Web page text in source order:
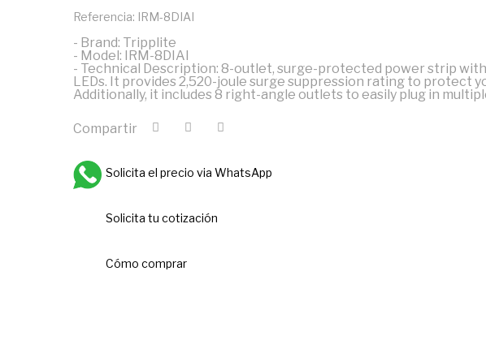
Referencia: IRM-8DIAI
- Brand: Tripplite
- Model: IRM-8DIAI
- Technical Description: 8-outlet, surge-protected power strip
LEDs. It provides 2,520-joule surge suppression rating to protect
Additionally, it includes 8 right-angle outlets to easily plug in
Compartir
Solicita el precio via WhatsApp
Solicita tu cotización
Cómo comprar